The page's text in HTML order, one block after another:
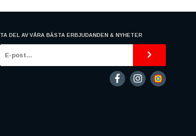
TA DEL AV VÅRA BÄSTA ERBJUDANDEN & NYHETER